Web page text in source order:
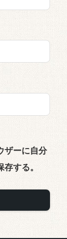
ザーに自分
する。